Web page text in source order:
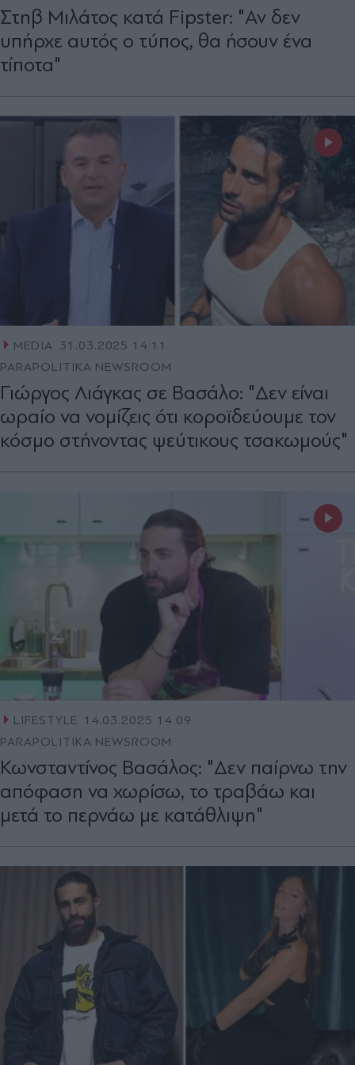
Στηβ Μιλάτος κατά Fipster: "Αν δεν
υπήρχε αυτός ο τύπος, θα ήσουν ένα
τίποτα"
MEDIA
31.03.2025 14:11
PARAPOLITIKA NEWSROOM
Γιώργος Λιάγκας σε Βασάλο: "Δεν είναι
ωραίο να νομίζεις ότι κοροϊδεύουμε τον
κόσμο στήνοντας ψεύτικους τσακωμούς"
LIFESTYLE 14.03.2025 14:09
PARAPOLITIKA NEWSROOM
Κωνσταντίνος Βασάλος: "Δεν παίρνω την
απόφαση να χωρίσω, το τραβάω και
μετά το περνάω με κατάθλιψη"